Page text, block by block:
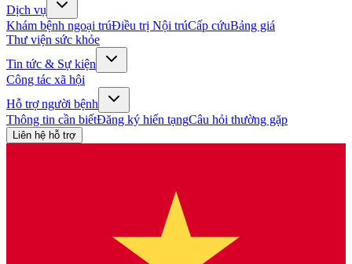
Dịch vụ
Khám bệnh ngoại trúĐiều trị Nội trúCấp cứuBảng giá
Thư viện sức khỏe
Tin tức & Sự kiện
Công tác xã hội
Hỗ trợ người bệnh
Thông tin cần biếtĐăng ký hiến tạngCâu hỏi thường gặp
Liên hệ hỗ trợ